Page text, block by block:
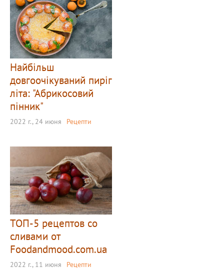
Найбільш
довгоочікуваний пиріг
літа: "Абрикосовий
пінник"
2022 г., 24 июня Рецепти
ТОП-5 рецептов со
сливами от
Foodandmood.com.ua
2022 г., 11 июня Рецепти